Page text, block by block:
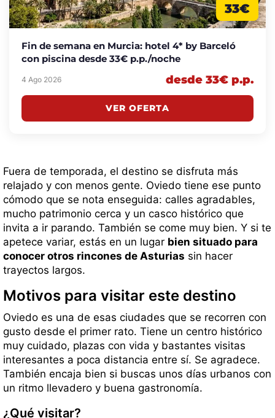
33€
Fin de semana en Murcia: hotel 4* by Barceló
con piscina desde 33€ p.p./noche
4 Ago 2026 desde 33€ p.p.
VER OFERTA
Fuera de temporada, el destino se disfruta más
relajado y con menos gente. Oviedo tiene ese punto
cómodo que se nota enseguida: calles agradables,
mucho patrimonio cerca y un casco histórico que
invita a ir parando. También se come muy bien. Y si te
apetece variar, estás en un lugar bien situado para
conocer otros rincones de Asturias sin hacer
trayectos largos.
Motivos para visitar este destino
Oviedo es una de esas ciudades que se recorren con
gusto desde el primer rato. Tiene un centro histórico
muy cuidado, plazas con vida y bastantes visitas
interesantes a poca distancia entre sí. Se agradece.
También encaja bien si buscas unos días urbanos con
un ritmo llevadero y buena gastronomía.
¿Qué visitar?